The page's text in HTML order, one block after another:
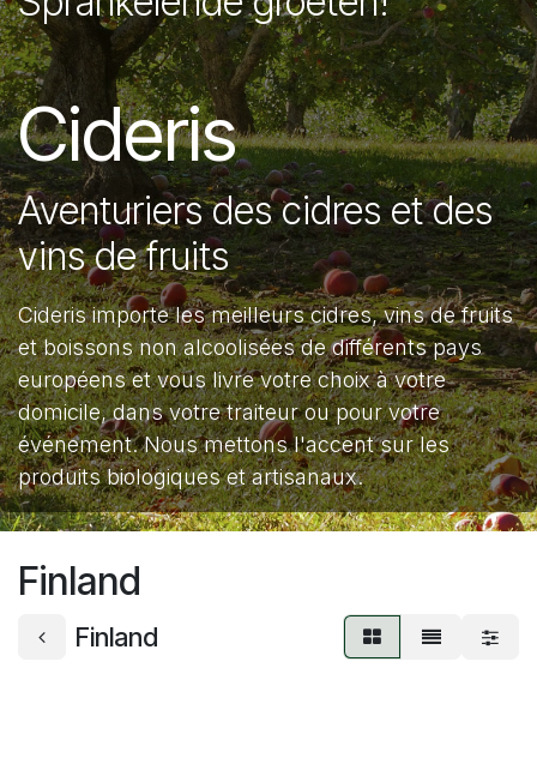
Cideris
Aventuriers des cidres et des
vins de fruits
Cideris importe les meilleurs cidres, vins de fruits
et boissons non alcoolisées de différents pays
européens et vous livre votre choix à votre
domicile, dans votre traiteur ou pour votre
événement. Nous mettons l'accent sur les
produits biologiques et artisanaux.
Finland
Finland